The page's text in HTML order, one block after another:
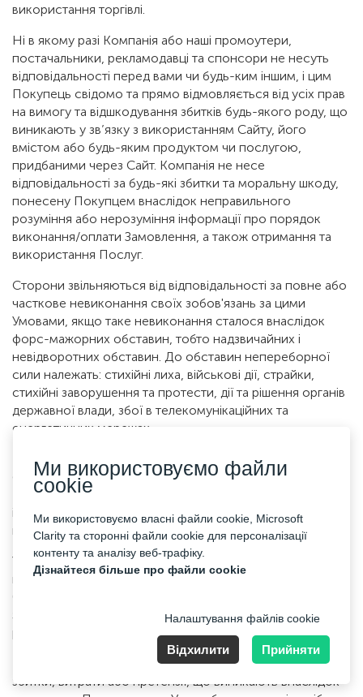
використання торгівлі.
Ні в якому разі Компанія або наші промоутери,
постачальники, рекламодавці та спонсори не несуть
відповідальності перед вами чи будь-ким іншим, і цим
Покупець свідомо та прямо відмовляється від усіх прав
на вимогу та відшкодування збитків будь-якого роду, що
виникають у зв’язку з використанням Сайту, його
вмістом або будь-яким продуктом чи послугою,
придбаними через Сайт. Компанія не несе
відповідальності за будь-які збитки та моральну шкоду,
понесену Покупцем внаслідок неправильного
розуміння або нерозуміння інформації про порядок
виконання/оплати Замовлення, а також отримання та
використання Послуг.
Сторони звільняються від відповідальності за повне або
часткове невиконання своїх зобов'язань за цими
Умовами, якщо таке невиконання сталося внаслідок
форс-мажорних обставин, тобто надзвичайних і
невідворотних обставин. До обставин непереборної
сили належать: стихійні лиха, військові дії, страйки,
стихійні заворушення та протести, дії та рішення органів
державної влади, збої в телекомунікаційних та
енергетичних мережах.
Компанія не несе відповідальності за роботу та/або
безпеку інформаційних каналів, які використовуються
Покупцем для доступу до Сайту, а також за зберігання
інформації, включаючи Квиток, отриманий Покупцем
відповідно до цих Умов.
Усі претензії або претензії, пов’язані з цими Умовами,
повинні бути подані в письмовій формі протягом 10
(десяти) календарних днів з дати їх виникнення. Після
закінчення цього періоду скарги Компанією не
розглядатимуться.
Покупець погоджується відшкодувати Компанії будь-які
збитки, витрати або претензії, що виникають внаслідок
Ми використовуємо файли
cookie
Ми використовуємо власні файли cookie, Microsoft
Clarity та сторонні файли cookie для персоналізації
контенту та аналізу веб-трафіку.
Дізнайтеся більше про файли cookie
Налаштування файлів cookie
Відхилити Прийняти